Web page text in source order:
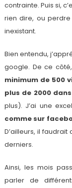
contrainte. Puis si,
rien dire, ou perdre
inexistant.
Bien entendu,
google. De ce
minimum de 500
plus de 2000
plus). J’ai une
comme sur
D’ailleurs, il
derniers.
Ainsi, les mois
parler de